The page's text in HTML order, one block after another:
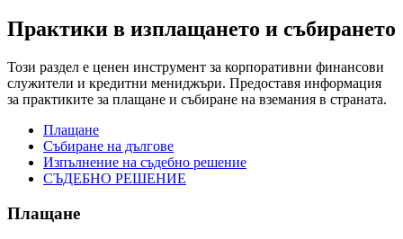
Практики в изплащането и събирането
Този раздел е ценен инструмент за корпоративни финансови
служители и кредитни мениджъри. Предоставя информация
за практиките за плащане и събиране на вземания в страната.
Плащане
Събиране на дългове
Изпълнение на съдебно решение
СЪДЕБНО РЕШЕНИЕ
Плащане